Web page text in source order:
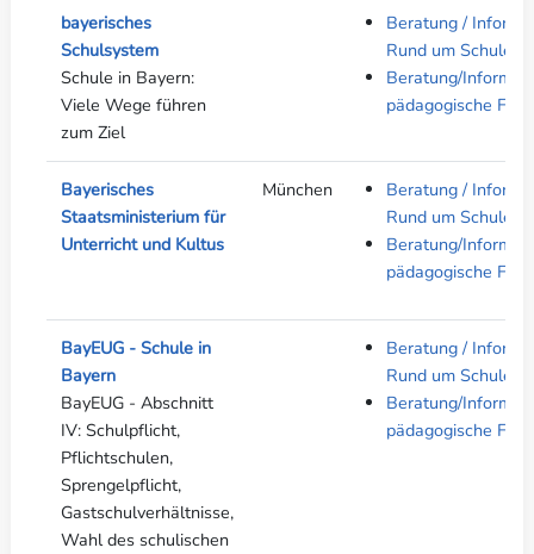
bayerisches
Schulsystem
Schule in Bayern:
Viele Wege führen
zum Ziel
Beratung /
Rund um Schule
Beratung/
pädagogische
Bayerisches
Staatsministerium für
Unterricht und Kultus
München
Beratung /
Rund um Schule
Beratung/
pädagogische
BayEUG - Schule in
Bayern
BayEUG - Abschnitt
IV: Schulpflicht,
Pflichtschulen,
Sprengelpflicht,
Gastschulverhältnisse,
Wahl des schulischen
Beratung /
Rund um Schule
Beratung/
pädagogische